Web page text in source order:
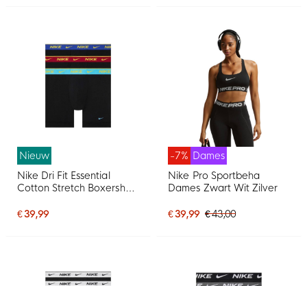
Nieuw
Nike Dri Fit Essential
Cotton Stretch Boxershort
€ 39,99
-7% Dames
Nike Pro Sportbeha
Dames Zwart Wit Zilver
€ 39,99 € 43,00